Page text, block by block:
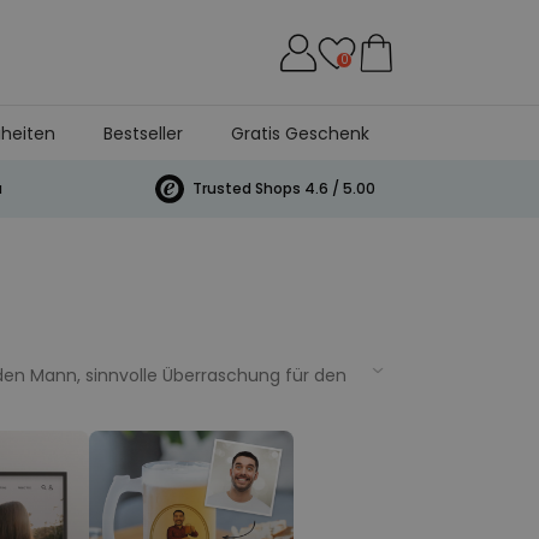
0
Bestseller Gratis Geschenk
Trusted Shops 4.6 / 5.00
Mann, sinnvolle Überraschung für den